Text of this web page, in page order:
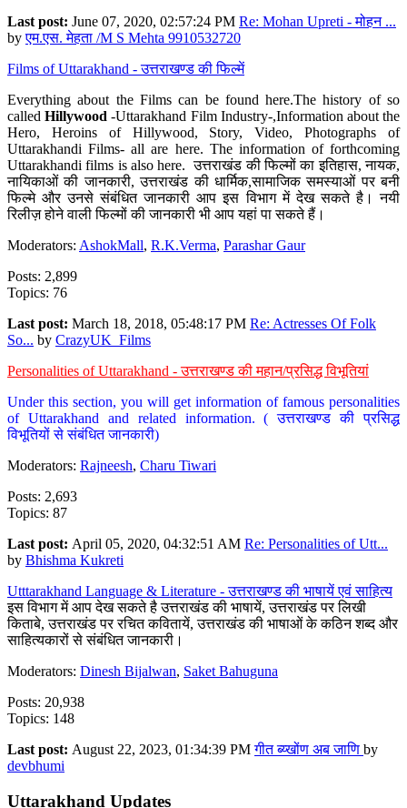
Last post: June 07, 2020, 02:57:24 PM Re: Mohan Upreti - मोहन ...
byएम.एस. मेहता /M S Mehta 9910532720
Films of Uttarakhand - उत्तराखण्ड की फिल्में
Everything about the Films can be found here.The history of so
calledHillywood-Uttarakhand Film Industry-,Information about the
Hero, Heroins of Hillywood, Story, Video, Photographs of
Uttarakhandi Films- all are here. The information of forthcoming
Uttarakhandi films is also here. उत्तराखंड की फिल्मों का इतिहास, नायक,
नायिकाओं की जानकारी, उत्तराखंड की धार्मिक,सामाजिक समस्याओं पर बनी
फिल्मे और उनसे संबंधित जानकारी आप इस विभाग में देख सकते है। नयी
रिलीज़ होने वाली फिल्मों की जानकारी भी आप यहां पा सकते हैं।
Moderators: AshokMall, R.K.Verma, Parashar Gaur
Posts: 2,899
Topics: 76
Last post: March 18, 2018, 05:48:17 PM Re: Actresses Of Folk
So... by CrazyUK_Films
Personalities of Uttarakhand - उत्तराखण्ड की महान/प्रसिद्ध विभूतियां
Under this section, you will get information of famous personalities
of Uttarakhand and related information. ( उत्तराखण्ड की प्रसिद्ध
विभूतियों से संबंधित जानकारी)
Moderators: Rajneesh, Charu Tiwari
Posts: 2,693
Topics: 87
Last post: April 05, 2020, 04:32:51 AM Re: Personalities of Utt...
by Bhishma Kukreti
Utttarakhand Language & Literature - उत्तराखण्ड की भाषायें एवं साहित्य
इस विभाग में आप देख सकते है उत्तराखंड की भाषायें, उत्तराखंड पर लिखी
किताबे, उत्तराखंड पर रचित कवितायें, उत्तराखंड की भाषाओं के कठिन शब्द और
साहित्यकारों से संबंधित जानकारी।
Moderators: Dinesh Bijalwan, Saket Bahuguna
Posts: 20,938
Topics: 148
Last post: August 22, 2023, 01:34:39 PMगीत ब्य्खोंण अब जाणि by
devbhumi
Uttarakhand Updates